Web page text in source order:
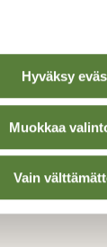
Hyväksy
Muokkaa
Vain
Varjola,